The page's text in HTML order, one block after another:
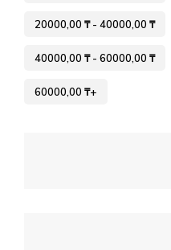
20000,00 ₸- 40000,00 ₸
40000,00 ₸- 60000,00 ₸
60000,00 ₸+